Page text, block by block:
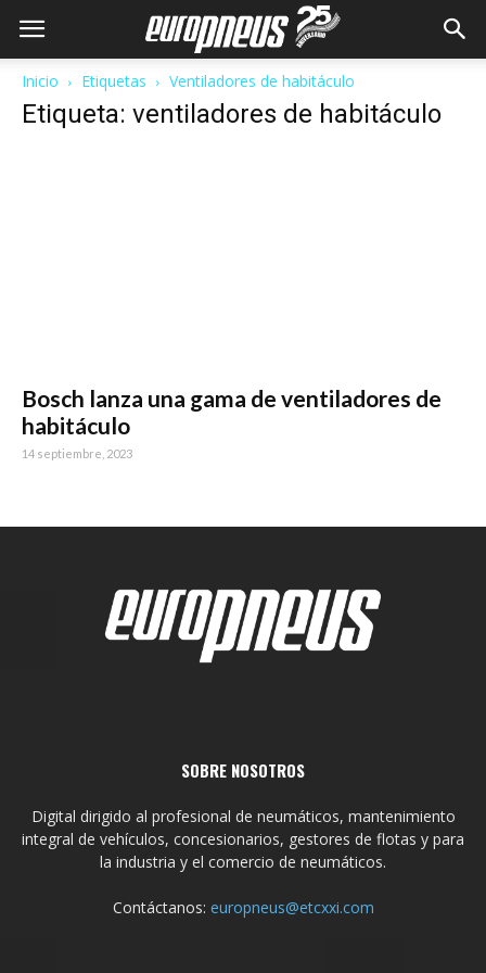
Inicio Etiquetas Ventiladores de habitáculo
Etiqueta: ventiladores de habitáculo
Bosch lanza una gama de ventiladores de
habitáculo
14 septiembre, 2023
SOBRE NOSOTROS
Digital dirigido al profesional de neumáticos, mantenimiento
integral de vehículos, concesionarios, gestores de flotas y para
la industria y el comercio de neumáticos.
Contáctanos: europneus@etcxxi.com